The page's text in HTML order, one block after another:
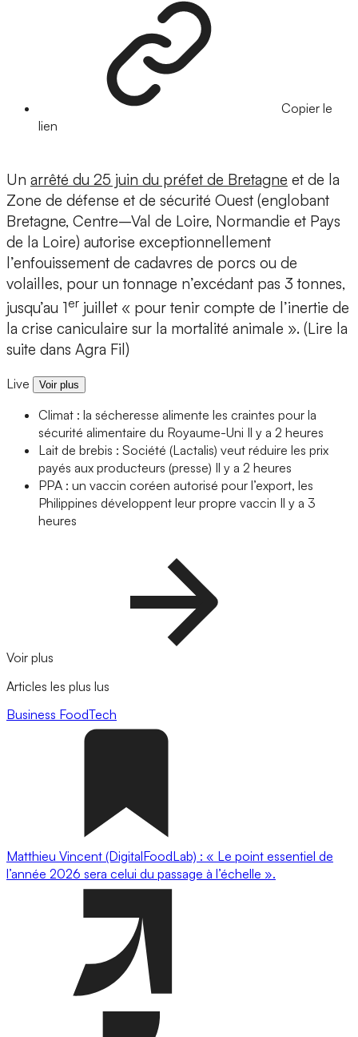
Copier le
lien
Un arrêté du 25 juin du préfet de Bretagne et de la
Zone de défense et de sécurité Ouest (englobant
Bretagne, Centre–Val de Loire, Normandie et Pays
de la Loire) autorise exceptionnellement
l’enfouissement de cadavres de porcs ou de
volailles, pour un tonnage n’excédant pas 3 tonnes,
jusqu’au 1er juillet « pour tenir compte de l’inertie de
la crise caniculaire sur la mortalité animale ». (Lire la
suite dans Agra Fil)
Live Voir plus
Climat : la sécheresse alimente les craintes pour la
sécurité alimentaire du Royaume-Uni Il y a 2 heures
Lait de brebis : Société (Lactalis) veut réduire les prix
payés aux producteurs (presse) Il y a 2 heures
PPA : un vaccin coréen autorisé pour l’export, les
Philippines développent leur propre vaccin Il y a 3
heures
Voir plus
Articles les plus lus
Business FoodTech
Matthieu Vincent (DigitalFoodLab) : « Le point essentiel de
l’année 2026 sera celui du passage à l’échelle ».